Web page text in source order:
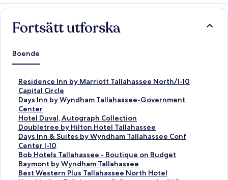
Fortsätt utforska
Boende
Residence Inn by Marriott Tallahassee North/I-10
Capital Circle
L
ä
n
k
t
i
l
l
s
i
d
Days Inn by Wyndham Tallahassee-Government
Center
L
ä
n
k
t
i
l
l
s
Hotel Duval, Autograph Collection
L
ä
n
k
t
i
l
Doubletree by Hilton Hotel Tallahassee
L
ä
n
k
t
i
Days Inn & Suites by Wyndham Tallahassee Conf
Center I-10
L
ä
n
k
t
Bob Hotels Tallahassee - Boutique on Budget
L
ä
n
Baymont by Wyndham Tallahassee
L
ä
Best Western Plus Tallahassee North Hotel
L